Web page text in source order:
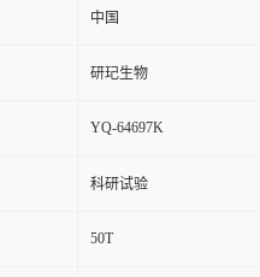
中国
研玘生物
YQ-64697K
科研试验
50T